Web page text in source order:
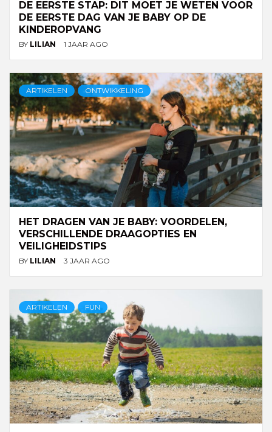
DE EERSTE STAP: DIT MOET JE WETEN VOOR
DE EERSTE DAG VAN JE BABY OP DE
KINDEROPVANG
BY LILIAN 1 JAAR AGO
ARTIKELEN ONTWIKKELING
HET DRAGEN VAN JE BABY: VOORDELEN,
VERSCHILLENDE DRAAGOPTIES EN
VEILIGHEIDSTIPS
BY LILIAN 3 JAAR AGO
ARTIKELEN FUN